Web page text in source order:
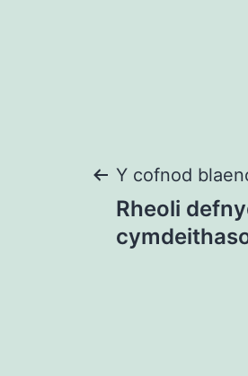
Llywio
cofnod
Y cofnod
Rheoli